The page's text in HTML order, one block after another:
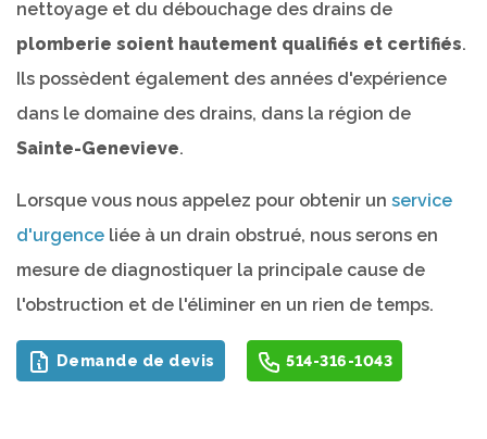
nettoyage et du débouchage des drains de
plomberie soient hautement qualifiés et certifiés.
Ils possèdent également des années d'expérience
dans le domaine des drains, dans la région de
Sainte-Genevieve.
Lorsque vous nous appelez pour obtenir un service
d'urgence liée à un drain obstrué, nous serons en
mesure de diagnostiquer la principale cause de
l'obstruction et de l'éliminer en un rien de temps.
Demande de devis 514-316-1043